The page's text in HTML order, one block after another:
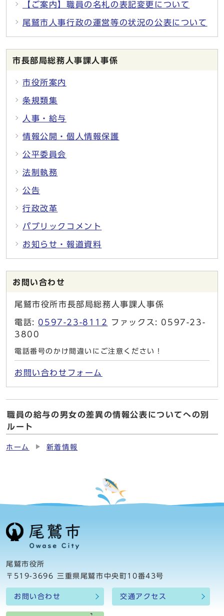
【ご案内】職員の名札の表記変更について
尾鷲市人事行政の運営等の状況の公表について
市長部局総務人事課人事係
市役所案内
条規類集
人事・給与
情報公開・個人情報保護
公平委員会
法制執務
公告
行政改革
パブリックコメント
お知らせ・報道資料
お問い合わせ
尾鷲市役所市長部局総務人事課人事係
電話: 0597-23-8112
ファックス: 0597-23-
3800
電話番号のかけ間違いにご注意ください！
お問い合わせフォーム
職員の給与の男女の差異の情報公表についてへの別
ルート
ホーム 新着情報
尾鷲市役所
〒519-3696 三重県尾鷲市中央町10番43号
お問い合わせ 交通アクセス